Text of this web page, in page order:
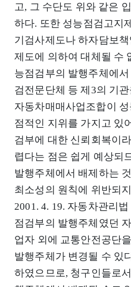
고, 그 수단도 위와 같은
하다. 또한 성능점검고지
기검사제도나 하자담보
제도에 의하여 대체될 수
능점검부의 발행주체에
검전문단체 등 제3의 기
자동차매매사업조합이
점적인 지위를 가지고 있
검부에 대한 신뢰회복이
렵다는 점은 쉽게 예상되
발행주체에서 배제하는
최소성의 원칙에 위반되
2001. 4. 19. 자동차관리
점검부의 발행주체였던
업자 외에 교통안전공단
발행주체가 변경될 수 있
하였으므로, 청구인들로